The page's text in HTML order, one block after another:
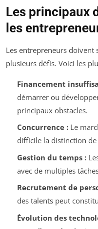
Les principaux
les
Les entrepreneurs doivent
plusieurs défis. Voici les
Financement
démarrer ou
principaux obstacles.
Concurrence :Le
difficile la distinction
Gestion du temps :
avec de multiples
Recrutement de
des talents peut
Évolution des